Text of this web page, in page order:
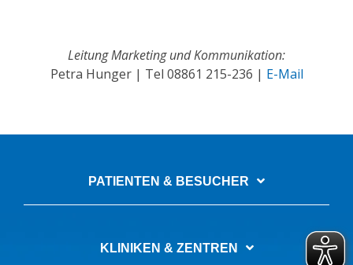
Leitung Marketing und Kommunikation:
Petra Hunger | Tel 08861 215-236 | E-Mail
PATIENTEN & BESUCHER
KLINIKEN & ZENTREN